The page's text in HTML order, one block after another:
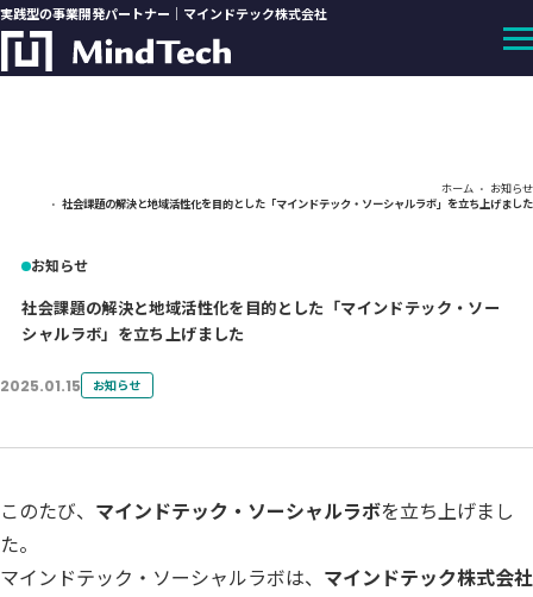
実践型の事業開発パートナー｜マインドテック株式会社
ホーム
お知らせ
社会課題の解決と地域活性化を目的とした「マインドテック・ソーシャルラボ」を立ち上げました
お知らせ
社会課題の解決と地域活性化を目的とした「マインドテック・ソー
シャルラボ」を立ち上げました
2025.01.15 お知らせ
このたび、 マインドテック・ソーシャルラボを立ち上げまし
た。
マインドテック・ソーシャルラボは、 マインドテック株式会社